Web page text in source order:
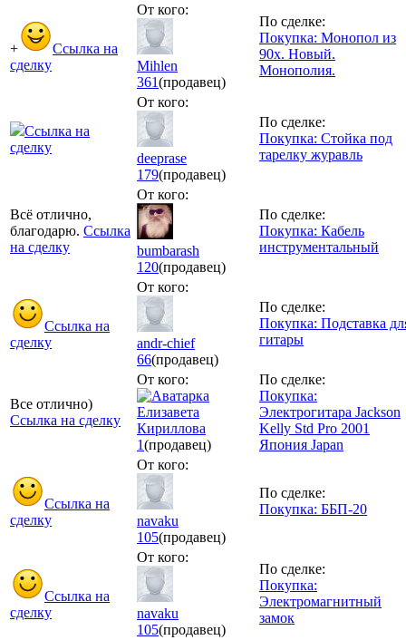
+
Ссылка на
сделку
От кого:
Mihlen
361(продавец)
По сделке:
Покупка: Монопол из
90х. Новый.
Монополия.
Ссылка на
сделку
От кого:
deeprase
179(продавец)
По сделке:
Покупка: Стойка под
тарелку журавль
Всё отлично,
благодарю. Ссылка
на сделку
От кого:
bumbarash
120(продавец)
По сделке:
Покупка: Кабель
инструментальный
Ссылка на
сделку
От кого:
andr-chief
66(продавец)
По сделке:
Покупка: Подставка
гитары
Все отлично)
Ссылка на сделку
От кого:
Елизавета
Кириллова
1(продавец)
По сделке:
Покупка:
Электрогитара Jackson
Kelly Std Pro 2001
Япония Japan
Ссылка на
сделку
От кого:
navaku
105(продавец)
По сделке:
Покупка: ББП-20
Ссылка на
сделку
От кого:
navaku
105(продавец)
По сделке:
Покупка:
Электромагнитный
замок